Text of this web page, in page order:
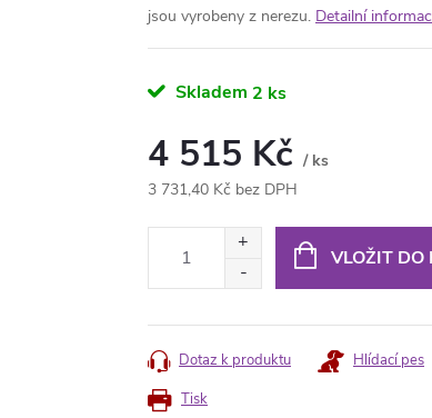
jsou vyrobeny z nerezu. Detailní
Skladem 2 ks
4 515 Kč / ks
3 731,40 Kč bez DPH
VLOŽIT DO
Tisk
Dotaz k produktu Hlídací pes